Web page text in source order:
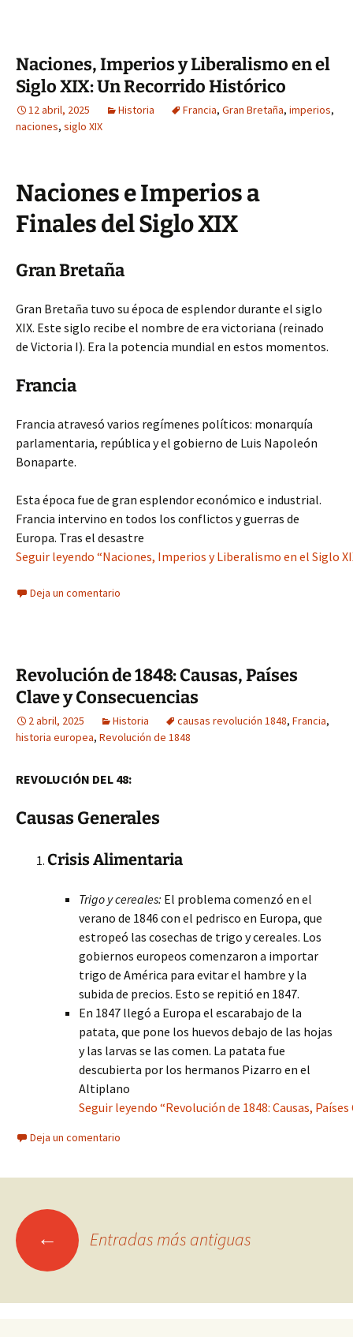
Naciones, Imperios y Liberalismo en el
Siglo XIX: Un Recorrido Histórico
12 abril, 2025 Historia Francia, Gran Bretaña, imperios,
naciones, siglo XIX
Naciones e Imperios a
Finales del Siglo XIX
Gran Bretaña
Gran Bretaña tuvo su época de esplendor durante el siglo
XIX. Este siglo recibe el nombre de era victoriana (reinado
de Victoria I). Era la potencia mundial en estos momentos.
Francia
Francia atravesó varios regímenes políticos: monarquía
parlamentaria, república y el gobierno de Luis Napoleón
Bonaparte.
Esta época fue de gran esplendor económico e industrial.
Francia intervino en todos los conflictos y guerras de
Europa. Tras el desastre
Seguir leyendo “Naciones, Imperios y Liberalismo en el Siglo
Deja un comentario
Revolución de 1848: Causas, Países
Clave y Consecuencias
2 abril, 2025 Historia causas revolución 1848, Francia,
historia europea, Revolución de 1848
REVOLUCIÓN DEL 48:
Causas Generales
Crisis Alimentaria
Trigo y cereales: El problema comenzó en el
verano de 1846 con el pedrisco en Europa, que
estropeó las cosechas de trigo y cereales. Los
gobiernos europeos comenzaron a importar
trigo de América para evitar el hambre y la
subida de precios. Esto se repitió en 1847.
En 1847 llegó a Europa el escarabajo de la
patata, que pone los huevos debajo de las hojas
y las larvas se las comen. La patata fue
descubierta por los hermanos Pizarro en el
Altiplano
Seguir leyendo “Revolución de 1848: Causas, Países
Deja un comentario
Ir ← Entradas más antiguas